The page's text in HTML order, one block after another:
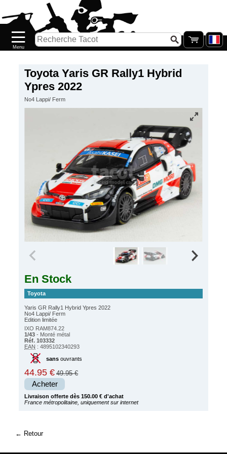
Toyota Yaris GR Rally1 Hybrid
Ypres 2022
No4 Lappi/ Ferm
En Stock
Toyota
Yaris GR Rally1 Hybrid Ypres 2022
No4 Lappi/ Ferm
Edition limitée
IXO RAM874.22
1/43 - Monté métal
Réf. 103332
EAN : 4895102340293
sansouvrants
44.95 € 49.95 €
Acheter
Livraison offerte dès 150.00 € d'achat
France métropolitaine, uniquement sur internet
Retour
Nouveautés
Catalogue/Stock
PETITS
PRIX